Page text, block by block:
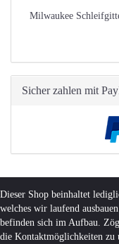
Milwaukee
Sicher zahlen mit
Dieser Shop beinhaltet
welches wir laufend
befinden sich im Aufbau.
die Kontaktmöglichkeiten zu